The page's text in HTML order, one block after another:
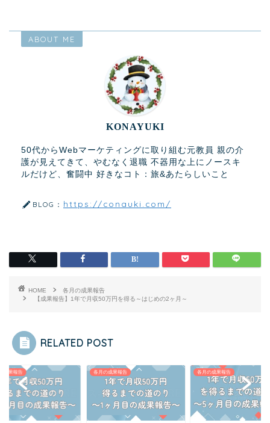
ABOUT ME
KONAYUKI
50代からWebマーケティングに取り組む元教員 親の介
護が見えてきて、やむなく退職 不器用な上にノースキ
ルだけど、奮闘中 好きなコト：旅&あたらしいこと
BLOG： https://conauki.com/
HOME
各月の成果報告
【成果報告】1年で月収50万円を得る～はじめの2ヶ月～
RELATED POST
成果報告 各月の成果報告 各月の成果報告